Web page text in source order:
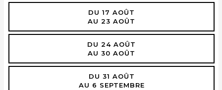
DU 17 AOÛT
AU 23 AOÛT
DU 24 AOÛT
AU 30 AOÛT
DU 31 AOÛT
AU 6 SEPTEMBRE